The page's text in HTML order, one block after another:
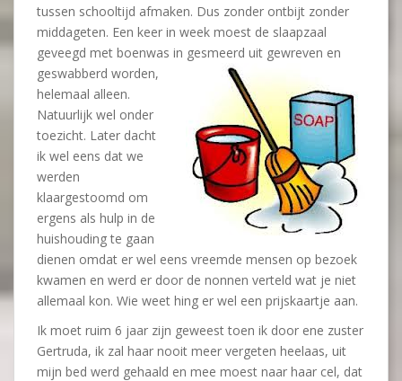
tussen schooltijd afmaken. Dus zonder ontbijt zonder
middageten. Een keer in week moest de slaapzaal
geveegd met boenwas in gesmeerd uit gewreven en
geswabberd worden,
helemaal alleen.
Natuurlijk wel onder
toezicht. Later dacht
ik wel eens dat we
werden
klaargestoomd om
ergens als hulp in de
huishouding te gaan
dienen omdat er wel eens vreemde mensen op bezoek
kwamen en werd er door de nonnen verteld wat je niet
allemaal kon. Wie weet hing er wel een prijskaartje aan.
Ik moet ruim 6 jaar zijn geweest toen ik door ene zuster
Gertruda, ik zal haar nooit meer vergeten heelaas, uit
mijn bed werd gehaald en mee moest naar haar cel, dat